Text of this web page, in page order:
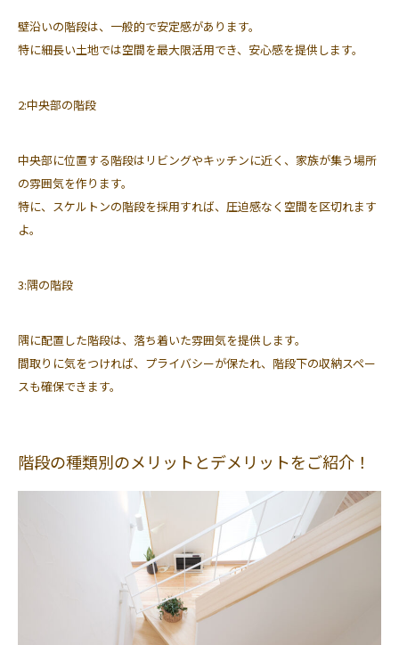
壁沿いの階段は、一般的で安定感があります。
特に細長い土地では空間を最大限活用でき、安心感を提供します。
2:中央部の階段
中央部に位置する階段はリビングやキッチンに近く、家族が集う場所
の雰囲気を作ります。
特に、スケルトンの階段を採用すれば、圧迫感なく空間を区切れます
よ。
3:隅の階段
隅に配置した階段は、落ち着いた雰囲気を提供します。
間取りに気をつければ、プライバシーが保たれ、階段下の収納スペー
スも確保できます。
階段の種類別のメリットとデメリットをご紹介！